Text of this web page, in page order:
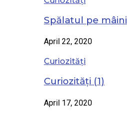
Spălatul pe mâini
April 22, 2020
Curiozități
Curiozități (1)
April 17, 2020